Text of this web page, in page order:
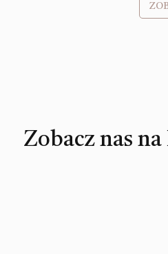
Zobacz nas